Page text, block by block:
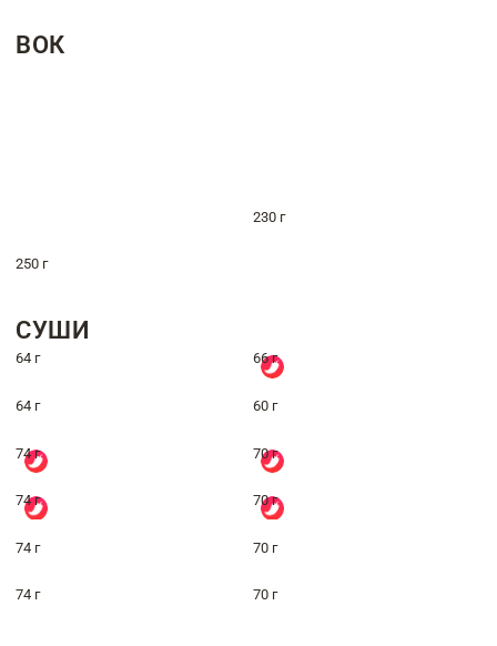
ВОК
230 г
250 г
СУШИ
64 г 66 г
64 г 60 г
74 г 70 г
74 г 70 г
74 г 70 г
74 г 70 г